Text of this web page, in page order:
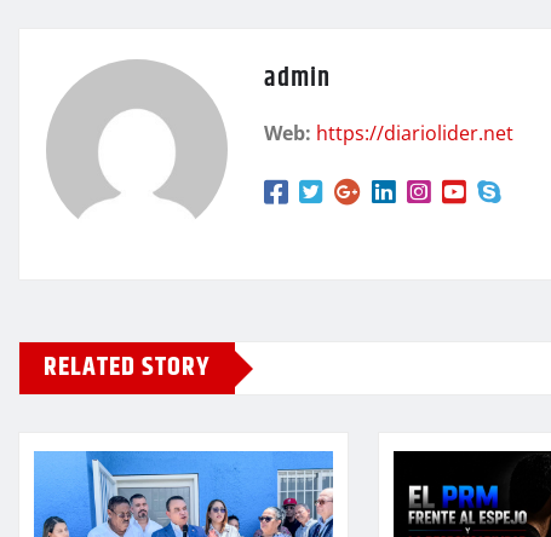
admin
Web: https://diariolider.net
RELATED STORY